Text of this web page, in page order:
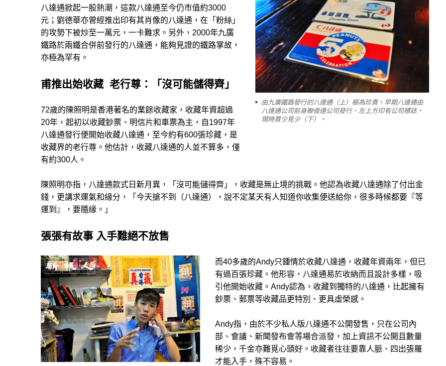
由九廣鐵路發行的八達通（上）極為珍貴。早期八達通由
八達通公司前身聯俊達公司發行，左上方印有公司標誌，
現時買少見少（下）。
八達通掀起一股熱潮，這款八達通至今仍市值約3000
元；劉德華亦曾經推出印有其肖像的八達通，在「粉絲」
的攻勢下被炒至一萬元，一卡難求。另外，2000年九廣
鐵路於兩鐵合併前發行的八達通，能夠見證的鐵路掌故，
亦極為罕有。
甫推出始收藏 老行尊：「沒可能儲得齊」
72歲的陳照明是香港著名的業餘收藏家，收藏年資超過
20年，起初以收藏鈔票、明信片和車票為主，自1997年
八達通發行便開始收藏八達通，至今約有600張珍藏，是
收藏界的老行尊。他估計，收藏八達通的人並不算多，僅
有約300人。
陳照明亦指，八達通款式日新月異，「沒可能儲得齊」，收藏是無止境的挑戰。他認為收藏八達通除了付出金
錢，更講求運氣和緣分，「今天搶不到（八達通），說不定某天有人知道你收集便送給你，很多時候都要『等
運到』，要隨緣。」
張張有故事 入手難絕不放售
而40多歲的Andy只鍾情於收藏八達通，收藏年資兩年，但已
有過百張珍藏。他形容，八達通易於收納而且設計多樣，吸
引他開始收藏。Andy認為，收藏到獨特的八達通，比起擁有
鈔票、郵票等收藏品更特別、更具虛榮感。
Andy指，由於不少私人版八達通不公開發售，只在公司內
部、會議、新聞發布會等場合派發，加上資訊不公開且數量
稀少，千金亦難覓心頭好。收藏者往往要靠人脈、四出張羅
才能入手，殊不容易。